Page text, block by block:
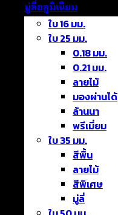
มู่ลี่อลูมิเนียม
ใบ 16 มม.
ใบ 25 มม.
0.18 มม.
0.21 มม.
ลายไม้
มองผ่านได้
ล้านนา
พรีเมี่ยม
ใบ 35 มม.
สีพื้น
ลายไม้
สีพิเศษ
มู่ลี่